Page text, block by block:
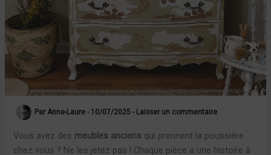
Par Anne-Laure- 10/07/2025- Laisser un commentaire
Vous avez des meubles anciens qui prennent la poussière
chez vous ? Ne les jetez pas ! Chaque pièce a une histoire à